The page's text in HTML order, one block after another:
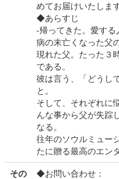
めてお届けいたします
◆あらすじ
-帰ってきた。愛する
病の末亡くなった父
現れた父。たった３
である。
彼は言う、「どうし
と。
そして、それぞれに
んな事から父が失踪
なる。
往年のソウルミュー
たに贈る最高のエン
その
◆お問い合わせ：